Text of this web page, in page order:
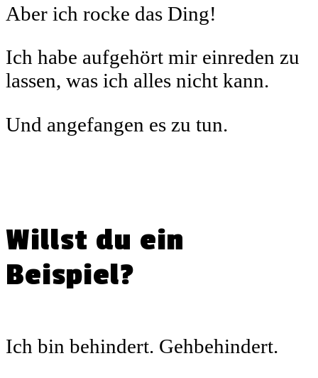
Aber ich rocke das Ding!
Ich habe aufgehört mir einreden zu
lassen, was ich alles nicht kann.
Und angefangen es zu tun.
Willst du ein
Beispiel?
Ich bin behindert. Gehbehindert.